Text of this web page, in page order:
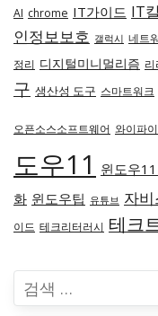
AI chrome IT가이드 IT
인정보보호 갤럭시 네트
정리 디지털미니멀리즘
구 생산성 도구 스마트워크
오픈소스소프트웨어 와이파이
도우11 윈도우
화 윈도우팁 유튜브 자비
이드 테크리터러시 테크
검
색